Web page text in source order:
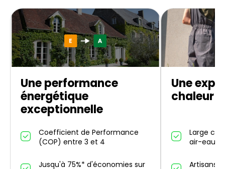
Une performance
énergétique
exceptionnelle
Coefficient de Performance
(COP) entre 3 et 4
Jusqu'à 75%* d'économies sur
Une
chaleur
Large
air-eau
Artisans